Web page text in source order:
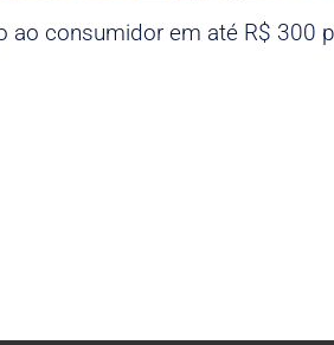
ao consumidor em até R$ 300